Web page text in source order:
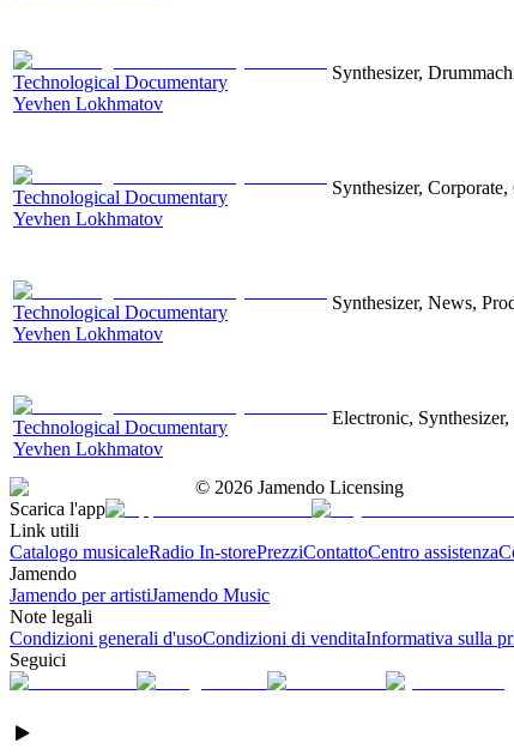
Technological Documentary
Yevhen Lokhmatov
Synthesizer,
Technological Documentary
Yevhen Lokhmatov
Synthesizer,
Technological Documentary
Yevhen Lokhmatov
Synthesizer, News,
Technological Documentary
Yevhen Lokhmatov
Electronic,
© 2026 Jamendo Licensing
Scarica l'app
Link utili
Catalogo musicaleRadio In-storePrezziContattoCentro assistenza
Jamendo
Jamendo per artistiJamendo Music
Note legali
Condizioni generali d'usoCondizioni di venditaInformativa sulla
Seguici